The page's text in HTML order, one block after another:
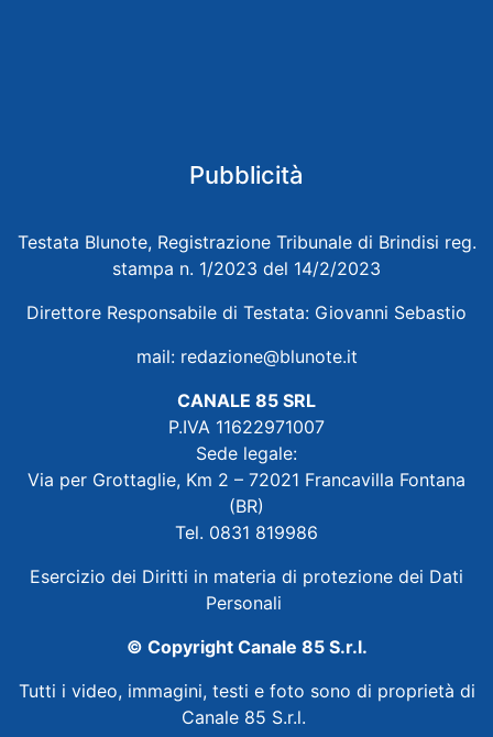
Pubblicità
Testata Blunote, Registrazione Tribunale di Brindisi reg.
stampa n. 1/2023 del 14/2/2023
Direttore Responsabile di Testata: Giovanni Sebastio
mail: redazione@blunote.it
CANALE 85 SRL
P.IVA 11622971007
Sede legale:
Via per Grottaglie, Km 2 – 72021 Francavilla Fontana
(BR)
Tel. 0831 819986
Esercizio dei Diritti in materia di protezione dei Dati
Personali
© Copyright Canale 85 S.r.l.
Tutti i video, immagini, testi e foto sono di proprietà di
Canale 85 S.r.l.